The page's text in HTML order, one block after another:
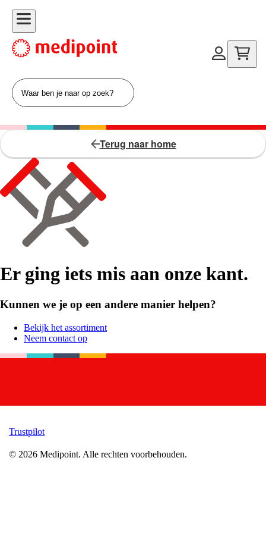
Terug naar home
Er ging iets mis aan onze kant.
Kunnen we je op een andere manier helpen?
Bekijk het assortiment
Neem contact op
Trustpilot
© 2026 Medipoint. Alle rechten voorbehouden.